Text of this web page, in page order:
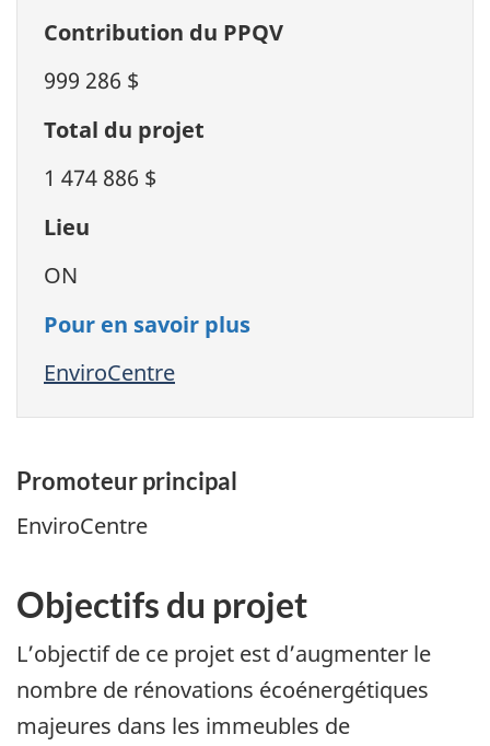
Contribution du PPQV
999 286 $
Total du projet
1 474 886 $
Lieu
ON
Pour en savoir plus
EnviroCentre
Promoteur principal
EnviroCentre
Objectifs du projet
L’objectif de ce projet est d’augmenter le
nombre de rénovations écoénergétiques
majeures dans les immeubles de